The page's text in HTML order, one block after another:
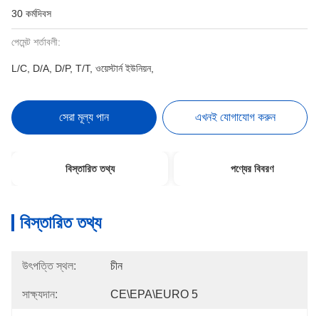
30 কর্মদিবস
পেমেন্ট শর্তাবলী:
L/C, D/A, D/P, T/T, ওয়েস্টার্ন ইউনিয়ন,
সেরা মূল্য পান এখনই যোগাযোগ করুন
বিস্তারিত তথ্য পণ্যের বিবরণ
বিস্তারিত তথ্য
উৎপত্তি স্থল: চীন
সাক্ষ্যদান: CE\EPA\EURO 5